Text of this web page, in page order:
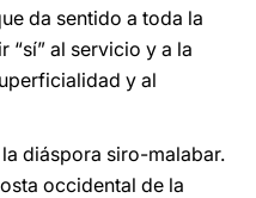
da sentido a toda la
“sí” al servicio y a la
y al
diáspora siro-malabar.
occidental de la